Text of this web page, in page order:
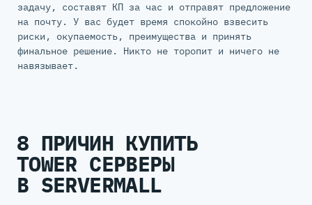
задачу, составят КП за час и отправят предложение
на почту. У вас будет время спокойно взвесить
риски, окупаемость, преимущества и принять
финальное решение. Никто не торопит и ничего не
навязывает.
8 ПРИЧИН КУПИТЬ
TOWER СЕРВЕРЫ
В SERVERMALL